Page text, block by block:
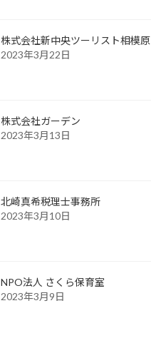
株式会社新中央ツーリスト相模原
2023年3月22日
株式会社ガーデン
2023年3月13日
北崎真希税理士事務所
2023年3月10日
NPO法人 さくら保育室
2023年3月9日